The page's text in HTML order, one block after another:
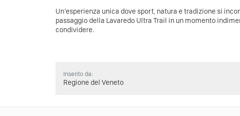
Un’esperienza unica dove sport, natura e tradizione si
passaggio della Lavaredo Ultra Trail in un momento
condividere.
Inserito da:
Regione del Veneto